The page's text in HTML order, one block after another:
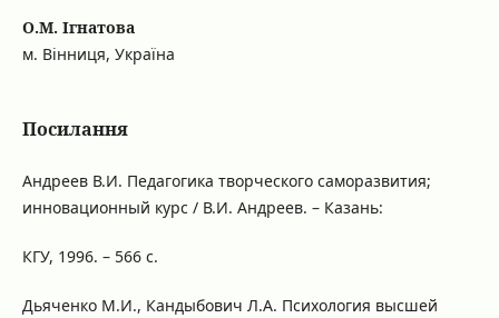
О.М. Ігнатова
м. Вінниця, Україна
Посилання
Андреев В.И. Педагогика творческого саморазвития;
инновационный курс / В.И. Андреев. – Казань:
КГУ, 1996. – 566 с.
Дьяченко М.И., Кандыбович Л.А. Психология высшей